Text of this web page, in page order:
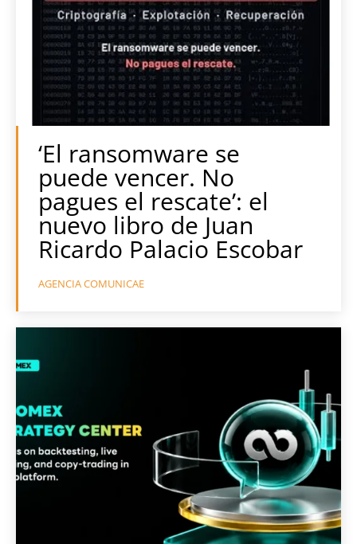
‘El ransomware se
puede vencer. No
pagues el rescate’: el
nuevo libro de Juan
Ricardo Palacio Escobar
AGENCIA COMUNICAE